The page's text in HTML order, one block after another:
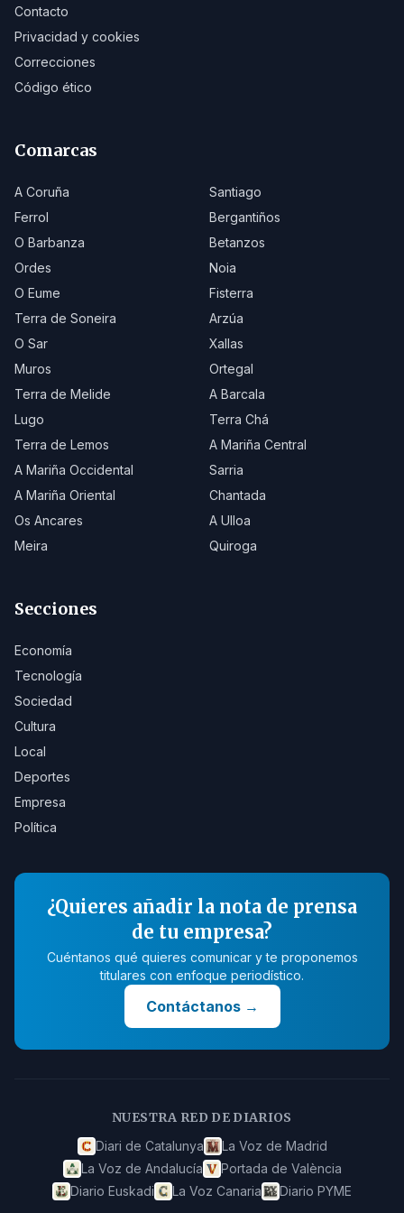
Contacto
Privacidad y cookies
Correcciones
Código ético
Comarcas
A Coruña
Santiago
Ferrol
Bergantiños
O Barbanza
Betanzos
Ordes
Noia
O Eume
Fisterra
Terra de Soneira
Arzúa
O Sar
Xallas
Muros
Ortegal
Terra de Melide
A Barcala
Lugo
Terra Chá
Terra de Lemos
A Mariña Central
A Mariña Occidental
Sarria
A Mariña Oriental
Chantada
Os Ancares
A Ulloa
Meira
Quiroga
Secciones
Economía
Tecnología
Sociedad
Cultura
Local
Deportes
Empresa
Política
¿Quieres añadir la nota de prensa
de tu empresa?
Cuéntanos qué quieres comunicar y te proponemos
titulares con enfoque periodístico.
Contáctanos→
NUESTRA RED DE DIARIOS
Diari de Catalunya
La Voz de Madrid
La Voz de Andalucía
Portada de València
Diario Euskadi
La Voz Canaria Diario PYME